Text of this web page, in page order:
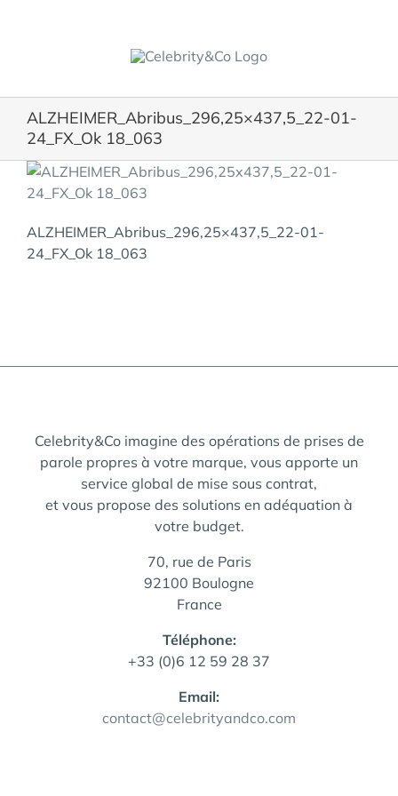
ALZHEIMER_Abribus_296,25×437,5_22-01-
24_FX_Ok 18_063
ALZHEIMER_Abribus_296,25×437,5_22-01-
24_FX_Ok 18_063
Celebrity&Co imagine des opérations de prises de
parole propres à votre marque, vous apporte un
service global de mise sous contrat,
et vous propose des solutions en adéquation à
votre budget.
70, rue de Paris
92100 Boulogne
France
Téléphone:
+33 (0)6 12 59 28 37
Email:
contact@celebrityandco.com